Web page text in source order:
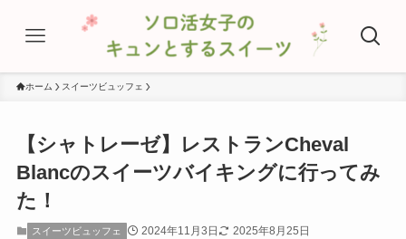
ホーム スイーツビュッフェ
【シャトレーゼ】レストランCheval
Blancのスイーツバイキングに行ってみ
た！
スイーツビュッフェ 2024年11月3日 2025年8月25日